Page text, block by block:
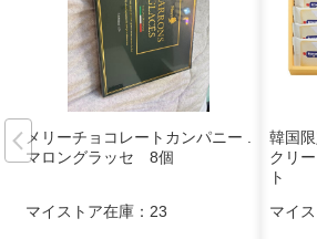
メリーチョコレートカンパニー .
マロングラッセ 8個
マイストア在庫： 23
韓国
クリ
ト
マイ